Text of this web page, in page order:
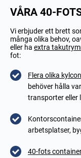
VÅRA 40-
Vi erbjuder ett brett
många olika behov,
eller ha extra
fot:
Flera olika
behöver hålla
transporter eller
arbetsplatser,
40-fots